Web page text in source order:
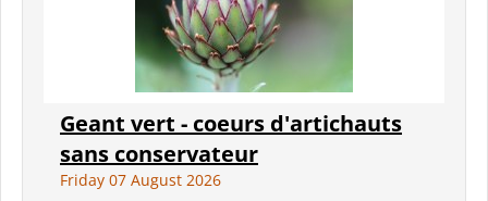
Geant vert - coeurs d'artichauts
sans conservateur
Friday 07 August 2026